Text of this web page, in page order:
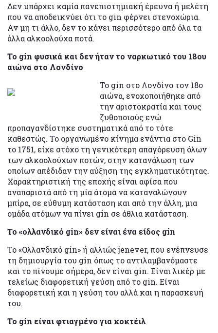
Δεν υπάρχει καμία πανεπιστημιακή έρευνα ή μελέτη
που να αποδεικνύει ότι το gin φέρνει στενοχώρια.
Αν μη τι άλλο, δεν το κάνει περισσότερο από όλα τα
άλλα αλκοολούχα ποτά.
Το gin φυσικά και δεν ήταν το ναρκωτικό του 18ου
αιώνα στο Λονδίνο
Το gin στο Λονδίνο τον 18ο
αιώνα, ενοχοποιήθηκε από
την αριστοκρατία και τους
ζυθοποιούς ενώ
προπαγανδίστηκε συστηματικά από το τότε
καθεστώς. Το οργανωμένο κίνημα ενάντια στο Gin
το 1751, είχε στόχο τη γενικότερη απαγόρευση όλων
των αλκοολούχων ποτών, στην κατανάλωση των
οποίων απέδιδαν την αύξηση της εγκληματικότητας.
Χαρακτηριστική της εποχής είναι αφίσα που
αναπαριστά από τη μία άτομα να καταναλώνουν
μπίρα, σε εύθυμη κατάσταση και από την άλλη, μια
ομάδα ατόμων να πίνει gin σε άθλια κατάσταση.
Το «ολλανδικό gin» δεν είναι ένα είδος gin
Το «Ολλανδικό gin» ή αλλιώς jenever, που ενέπνευσε
τη δημιουργία του gin όπως το αντιλαμβανόμαστε
και το πίνουμε σήμερα, δεν είναι gin. Είναι λικέρ με
τελείως διαφορετική γεύση από το gin. Είναι
διαφορετική και η γεύση του αλλά και η παρασκευή
του.
Το gin είναι φτιαγμένο για κοκτέιλ